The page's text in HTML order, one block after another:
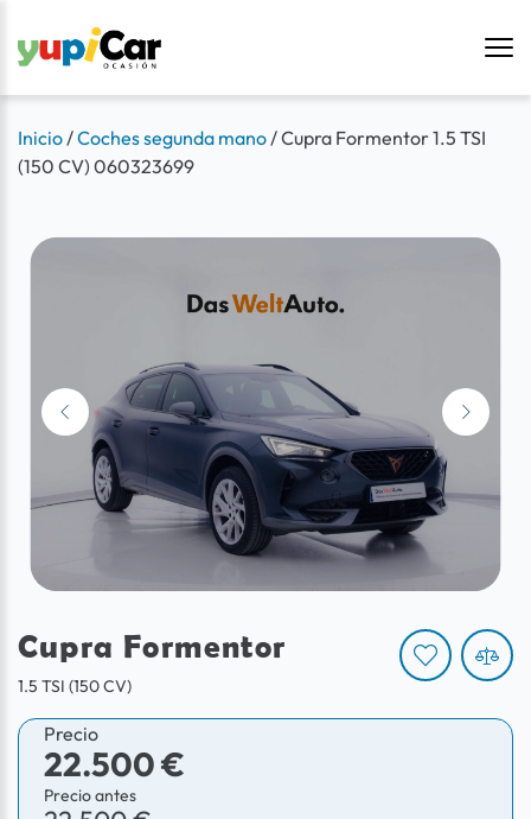
Inicio/Coches segunda mano/Cupra Formentor 1.5 TSI
(150 CV) 060323699
Cupra Formentor
1.5 TSI (150 CV)
Precio
22.500 €
Precio antes